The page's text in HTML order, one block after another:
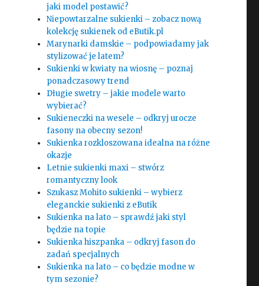
jaki model postawić?
Niepowtarzalne sukienki – zobacz nową
kolekcję sukienek od eButik.pl
Marynarki damskie – podpowiadamy jak
stylizować je latem?
Sukienki w kwiaty na wiosnę – poznaj
ponadczasowy trend
Długie swetry – jakie modele warto
wybierać?
Sukieneczki na wesele – odkryj urocze
fasony na obecny sezon!
Sukienka rozkloszowana idealna na różne
okazje
Letnie sukienki maxi – stwórz
romantyczny look
Szukasz Mohito sukienki – wybierz
eleganckie sukienki z eButik
Sukienka na lato – sprawdź jaki styl
będzie na topie
Sukienka hiszpanka – odkryj fason do
zadań specjalnych
Sukienka na lato – co będzie modne w
tym sezonie?